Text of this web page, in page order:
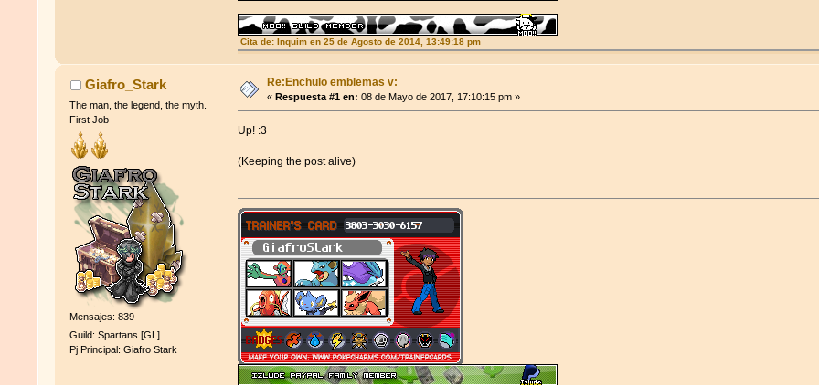
Cita de: Inquim en 25 de Agosto de 2014, 13:49:18 pm
xatiya no existe atontaos
Giafro_Stark
The man, the legend, the myth.
First Job
Mensajes: 839
Guild: Spartans [GL]
Pj Principal: Giafro Stark
Re:Enchulo emblemas v:
«Respuesta #1 en: 08 de Mayo de 2017, 17:10:15 pm »
Up! :3
(Keeping the post alive)